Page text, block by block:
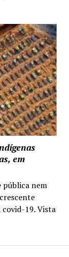
em
pública nem
covid-19. Vista